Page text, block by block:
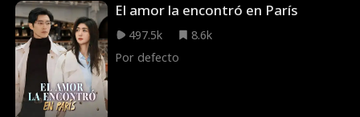
El amor la encontró en París
497.5k
8.6k
Por defecto